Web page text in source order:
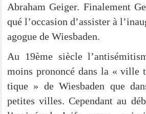
Abra­ham Gei­ger. Fina­le­ment
qué l’oc­ca­si­on d’assister à
ago­gue de Wiesbaden.
Au 19ème siè­cle
moins pro­non­cé dans la « ville
tique » de Wies­ba­den que
peti­tes vil­les. Cepen­dant au